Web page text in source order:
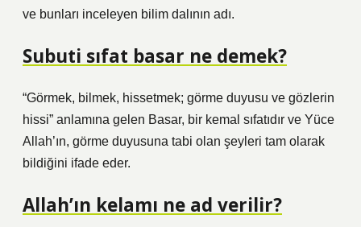
ve bunları inceleyen bilim dalının adı.
Subuti sıfat basar ne demek?
“Görmek, bilmek, hissetmek; görme duyusu ve gözlerin
hissi” anlamına gelen Basar, bir kemal sıfatıdır ve Yüce
Allah’ın, görme duyusuna tabi olan şeyleri tam olarak
bildiğini ifade eder.
Allah’ın kelamı ne ad verilir?